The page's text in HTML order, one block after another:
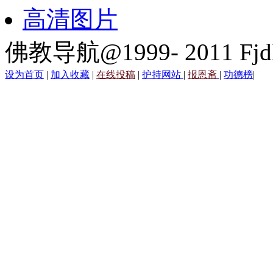
高清图片
佛教导航@1999- 2011
设为首页 | 加入收藏 | 在线投稿 | 护持网站 | 报恩斋 | 功德榜|